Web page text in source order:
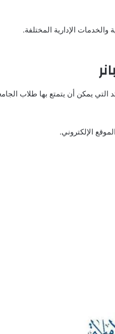
الإدارية المختلفة.
التي يمكن أن يتمتع بها طلاب
الإلكتروني.